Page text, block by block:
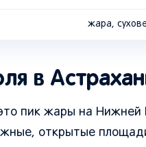
жара,
в
пик жары на Нижней
открытые